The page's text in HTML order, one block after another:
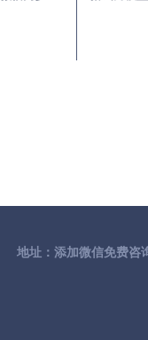
地址：添加微信免费咨